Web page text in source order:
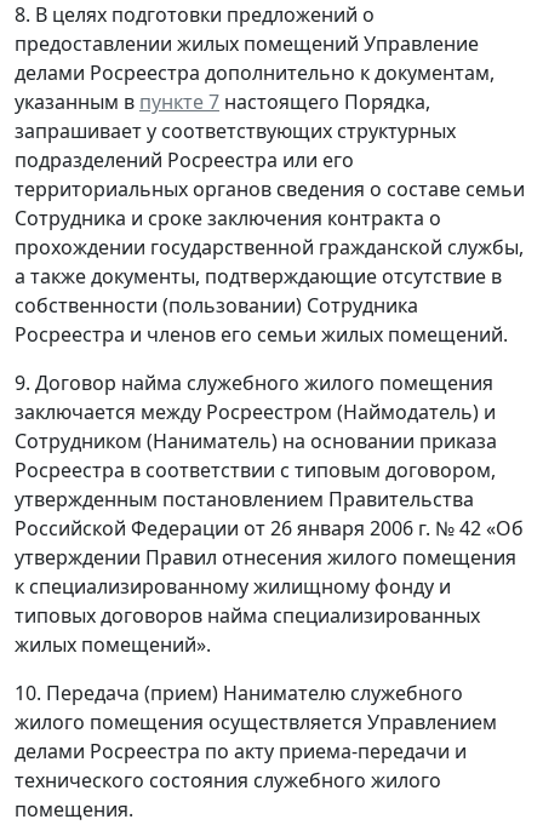
8. В целях подготовки предложений о
предоставлении жилых помещений Управление
делами Росреестра дополнительно к документам,
указанным в пункте 7 настоящего Порядка,
запрашивает у соответствующих структурных
подразделений Росреестра или его
территориальных органов сведения о составе семьи
Сотрудника и сроке заключения контракта о
прохождении государственной гражданской службы,
а также документы, подтверждающие отсутствие в
собственности (пользовании) Сотрудника
Росреестра и членов его семьи жилых помещений.
9. Договор найма служебного жилого помещения
заключается между Росреестром (Наймодатель) и
Сотрудником (Наниматель) на основании приказа
Росреестра в соответствии с типовым договором,
утвержденным постановлением Правительства
Российской Федерации от 26 января 2006 г. № 42 «Об
утверждении Правил отнесения жилого помещения
к специализированному жилищному фонду и
типовых договоров найма специализированных
жилых помещений».
10. Передача (прием) Нанимателю служебного
жилого помещения осуществляется Управлением
делами Росреестра по акту приема-передачи и
технического состояния служебного жилого
помещения.